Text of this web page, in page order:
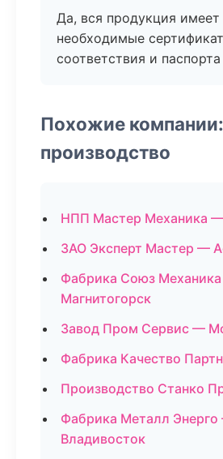
Да, вся продукция имеет
необходимые
соответствия и паспорта
Похожие
производство
НПП Мастер Механика
ЗАО Эксперт Мастер —
Фабрика Союз
Магнитогорск
Завод Пром Сервис —
Фабрика Качество
Производство Станко
Фабрика Металл
Владивосток